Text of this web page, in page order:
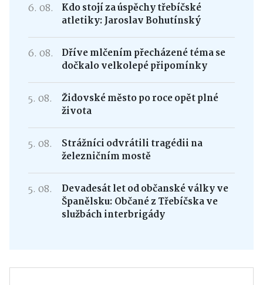
6. 08.
Kdo stojí za úspěchy třebíčské
atletiky: Jaroslav Bohutínský
6. 08.
Dříve mlčením přecházené téma se
dočkalo velkolepé připomínky
5. 08.
Židovské město po roce opět plné
života
5. 08.
Strážníci odvrátili tragédii na
železničním mostě
5. 08.
Devadesát let od občanské války ve
Španělsku: Občané z Třebíčska ve
službách interbrigády